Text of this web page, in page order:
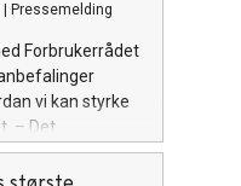
Pressemelding
Forbrukerrådet
vi kan styrke
– Det
få større kontroll
sier president